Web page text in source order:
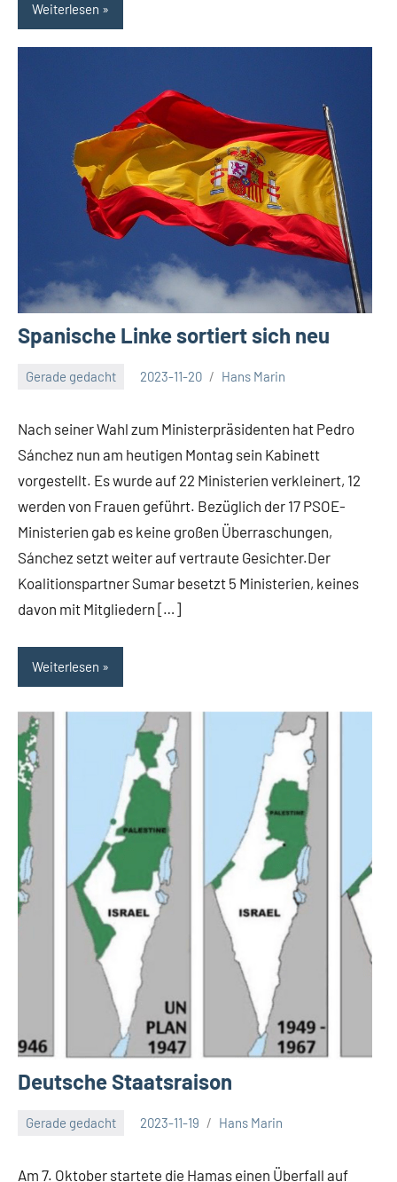
Weiterlesen
Spanische Linke sortiert sich neu
Gerade gedacht 2023-11-20 Hans Marin
Nach seiner Wahl zum Ministerpräsidenten hat Pedro
Sánchez nun am heutigen Montag sein Kabinett
vorgestellt. Es wurde auf 22 Ministerien verkleinert, 12
werden von Frauen geführt. Bezüglich der 17 PSOE-
Ministerien gab es keine großen Überraschungen,
Sánchez setzt weiter auf vertraute Gesichter.Der
Koalitionspartner Sumar besetzt 5 Ministerien, keines
davon mit Mitgliedern […]
Weiterlesen
Deutsche Staatsraison
Gerade gedacht 2023-11-19 Hans Marin
Am 7. Oktober startete die Hamas einen Überfall auf